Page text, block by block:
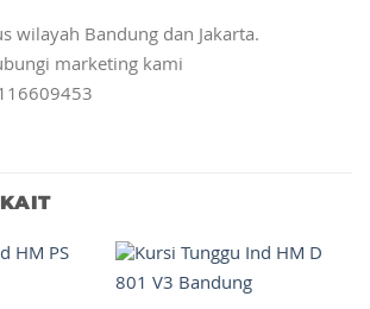
wilayah Bandung dan Jakarta.
marketing kami